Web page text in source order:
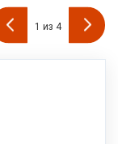
1 из 4